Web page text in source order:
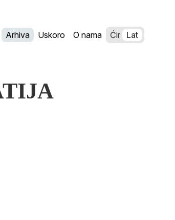
Arhiva Uskoro O nama Ćir Lat